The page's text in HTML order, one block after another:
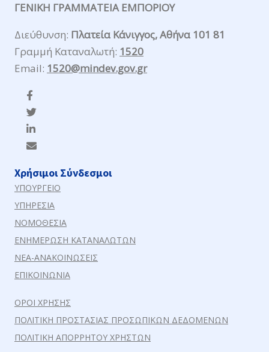
ΓΕΝΙΚΗ ΓΡΑΜΜΑΤΕΙΑ ΕΜΠΟΡΙΟΥ
Διεύθυνση: Πλατεία Κάνιγγος, Αθήνα 101 81
Γραμμή Καταναλωτή: 1520
Email: 1520@mindev.gov.gr
Χρήσιμοι Σύνδεσμοι
ΥΠΟΥΡΓΕΙΟ
ΥΠΗΡΕΣΙΑ
ΝΟΜΟΘΕΣΙΑ
ΕΝΗΜΕΡΩΣΗ ΚΑΤΑΝΑΛΩΤΩΝ
ΝΕΑ-ΑΝΑΚΟΙΝΩΣΕΙΣ
ΕΠΙΚΟΙΝΩΝΙΑ
ΟΡΟΙ ΧΡΗΣΗΣ
ΠΟΛΙΤΙΚΗ ΠΡΟΣΤΑΣΙΑΣ ΠΡΟΣΩΠΙΚΩΝ ΔΕΔΟΜΕΝΩΝ
ΠΟΛΙΤΙΚΗ ΑΠΟΡΡΗΤΟΥ ΧΡΗΣΤΩΝ